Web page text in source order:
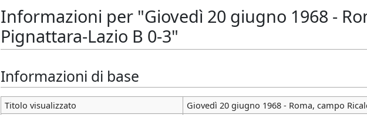
Informazioni per "Giovedì 20 giugno 1968 -
Pignattara-Lazio B 0-3"
Informazioni di base
Titolo visualizzato
Giovedì 20 giugno 1968 - Roma, campo